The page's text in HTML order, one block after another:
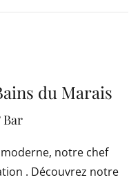
du Marais
Bar
notre chef
. Découvrez notre